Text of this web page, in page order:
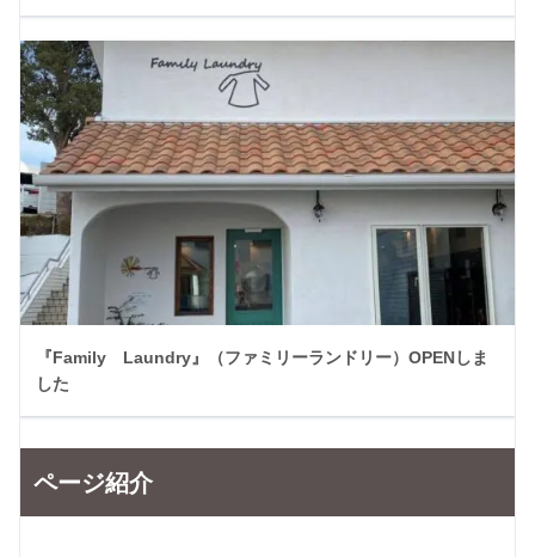
『Family Laundry』（ファミリーランドリー）OPENしま
した
ページ紹介